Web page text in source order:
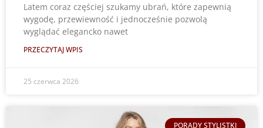
Latem coraz częściej szukamy ubrań, które zapewnią
wygodę, przewiewność i jednocześnie pozwolą
wyglądać elegancko nawet
PRZECZYTAJ WPIS
25 czerwca 2026
PORADY STYLISTKI